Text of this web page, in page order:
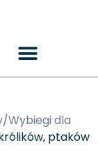
Wybiegi dla
ptaków